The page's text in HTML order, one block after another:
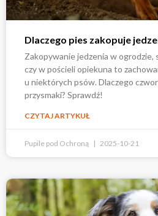
Dlaczego pies zakopuje
Zakopywanie jedzenia w ogrodzie,
czy w pościeli opiekuna to
u niektórych psów. Dlaczego
przysmaki? Sprawdź!
CZYTAJ ARTYKUŁ
Pupile pod Ochroną 2025-10-21